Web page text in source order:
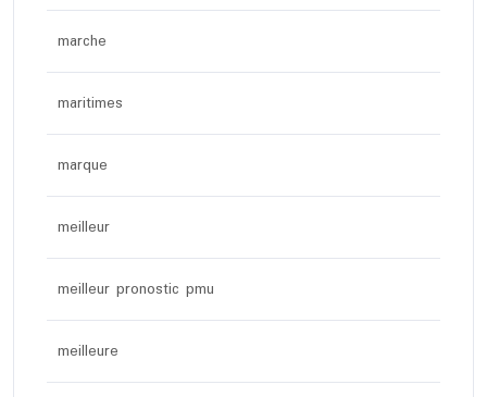
marche
maritimes
marque
meilleur
meilleur pronostic pmu
meilleure